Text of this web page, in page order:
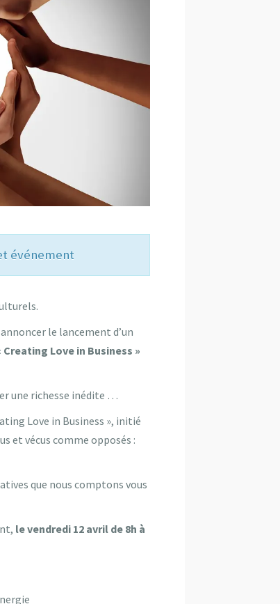
événement
le lancement d’un
Creating Love in Business »
une richesse inédite …
Love in Business », initié
et vécus comme opposés :
que nous comptons vous
le vendredi 12 avril de 8h à